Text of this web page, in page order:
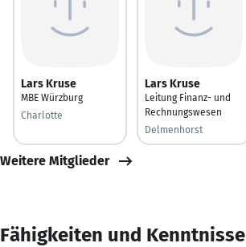
Lars Kruse
MBE Würzburg
Charlotte
Lars Kruse
Leitung Finanz- und
Rechnungswesen
Delmenhorst
Weitere Mitglieder
Fähigkeiten und Kenntnisse